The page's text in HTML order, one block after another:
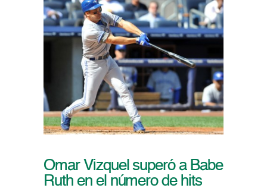
Omar Vizquel superó a Babe
Ruth en el número de hits